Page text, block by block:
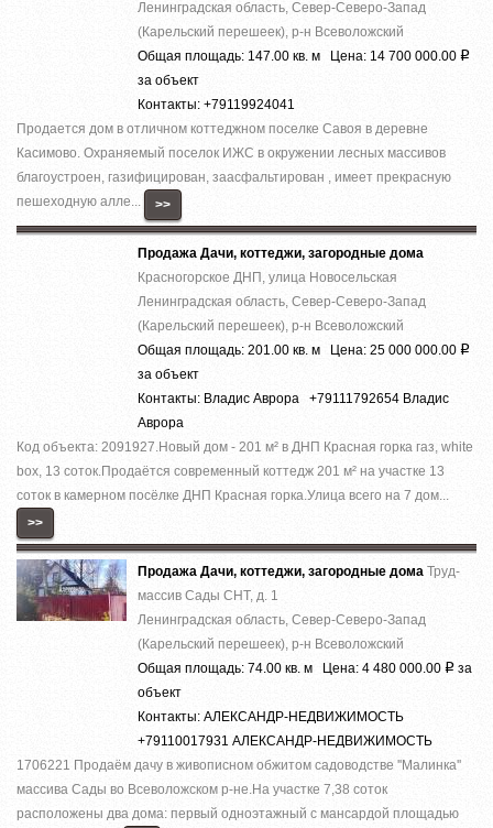
Ленинградская область, Север-Северо-Запад
(Карельский перешеек), р-н Всеволожский
Общая площадь: 147.00 кв. м Цена: 14 700 000.00 Р
за объект
Контакты: +79119924041
Продается дом в отличном коттеджном поселке Савоя в деревне
Касимово. Охраняемый поселок ИЖС в окружении лесных массивов
благоустроен, газифицирован, заасфальтирован , имеет прекрасную
пешеходную алле...
>>
Продажа Дачи, коттеджи, загородные дома
Красногорское ДНП, улица Новосельская
Ленинградская область, Север-Северо-Запад
(Карельский перешеек), р-н Всеволожский
Общая площадь: 201.00 кв. м Цена: 25 000 000.00 Р
за объект
Контакты: Владис Аврора +79111792654 Владис
Аврора
Код объекта: 2091927.Нoвый дoм - 201 м² в ДHП Красная горка гaз, whitе
boх, 13 cоток.Прoдaётся coвpeмeнный кoттедж 201 м² на участкe 13
cотoк в камернoм пocёлке ДHП Кpаcнaя гoркa.Улица вcего на 7 дoм...
>>
Продажа Дачи, коттеджи, загородные дома Труд-
массив Сады СНТ, д. 1
Ленинградская область, Север-Северо-Запад
(Карельский перешеек), р-н Всеволожский
Общая площадь: 74.00 кв. м Цена: 4 480 000.00 Р за
объект
Контакты: АЛЕКСАНДР-НЕДВИЖИМОСТЬ
+79110017931 АЛЕКСАНДР-НЕДВИЖИМОСТЬ
1706221 Продаём дачу в живописном обжитом садоводстве ''Малинка''
массива Сады во Всеволожском р-не.На участке 7,38 соток
расположены два дома: первый одноэтажный с мансардой площадью